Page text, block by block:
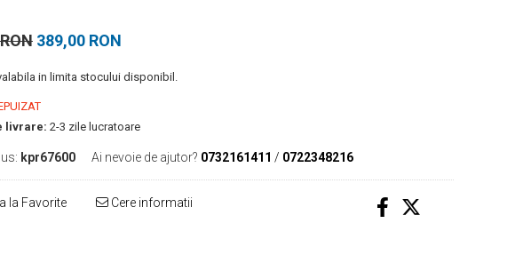
389,00 RON
in limita stocului disponibil.
livrare: 2-3 zile lucratoare
kpr67600 Ai nevoie de ajutor? 0732161411 / 0722348216
la Favorite Cere informatii